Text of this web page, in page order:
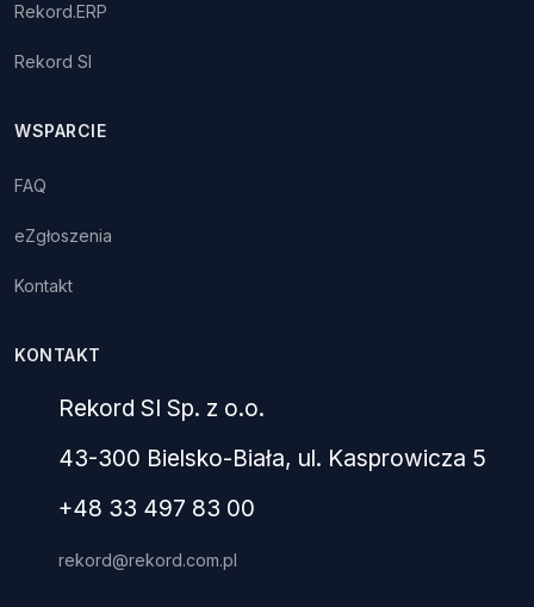
Rekord.ERP
Rekord SI
WSPARCIE
FAQ
eZgłoszenia
Kontakt
KONTAKT
Rekord SI Sp. z o.o.
43-300 Bielsko-Biała, ul. Kasprowicza 5
+48 33 497 83 00
rekord@rekord.com.pl